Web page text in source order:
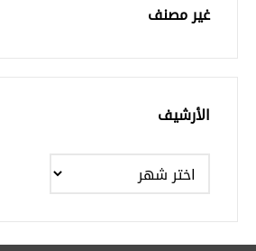
غير مصنف
الأرشيف
الأرشيف